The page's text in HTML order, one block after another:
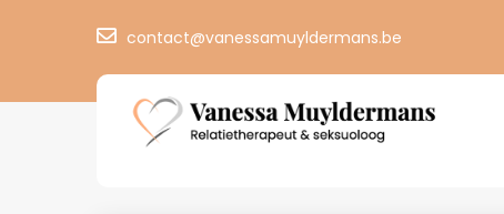
contact@vanessamuyldermans.be